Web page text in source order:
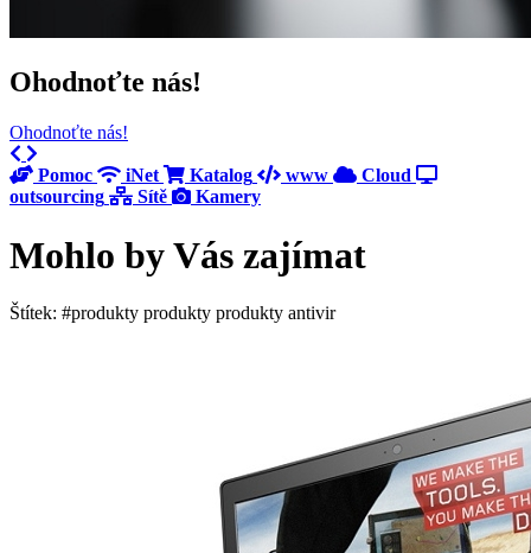
Ohodnoťte nás!
Ohodnoťte nás!
Previous
Pomoc
iNet Katalog www
Cloud
outsourcing
Sítě Kamery
Mohlo by Vás zajímat
Štítek: #produkty produkty produkty antivir